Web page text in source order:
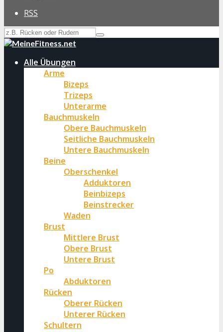
RSS
Alle Übungen
Arme
Bizeps
Trizeps
Unterarme
Bauchmuskeln
Obere Bauchmuskeln
Seitliche Bauchmuskeln
Untere Bauchmuskeln
Beine
Oberschenkel
Adduktoren
Beinbizeps
Beinstrecker
Waden
Brust
Mittlere Brust
Obere Brust
Untere Brust
Po
Abduktoren
Rücken
Oberer Rücken
Unterer Rücken
Schultern